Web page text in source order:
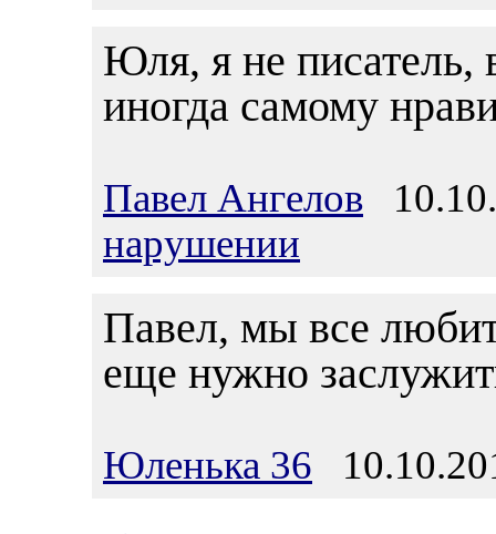
Юля, я не писатель,
иногда самому
Павел Ангелов
нарушении
Павел, мы все
еще нужно
Юленька 36